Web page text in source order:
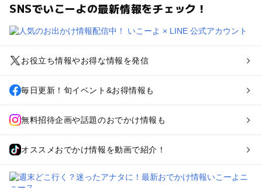
SNSでいこーよの最新情報をチェック！
お役立ち情報やお得な情報を発信
毎日更新！旬イベント&お得情報も
無料招待企画や話題のおでかけ情報も
オススメおでかけ情報を動画で紹介！